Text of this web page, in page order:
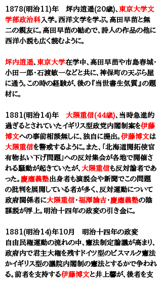
1878(明治11)年 坪内逍遥(20歳)、 東京大学文
学部政治科 入学。西洋文学を学ぶ。 高田早苗と無
二の親友に。高田早苗の勧めで、詩人の作品の他に
西洋小説も広く読むように。
坪内逍遥、 東京大学在学中、 高田早苗や市島春城・
小田一郎・石渡敏一などと共に、神保町の天ぷら屋
に通う。この時の経験が、後の『当世書生気質』の題
材に。
1881(明治14)年 大隈重信(44歳)、当時急進的
過ぎるとされていたイギリス型政党内閣制案を伊藤
博文への事前相談無しに、独自に提出。 伊藤博文は
大隈重信を警戒するように。また、「北海道開拓使官
有物払い下げ問題」への反対集会が各地で開催さ
れる騒動が起きていたが、 大隈重信も反対論者であ
った。 慶應義塾出身者も演説会や新聞でこの問題
の批判を展開している者が多く、反対運動について
政府関係者に大隈重信・福澤諭吉・慶應義塾の陰
謀説が浮上。明治十四年の政変の引き金に。
1881(明治14)年10月
明治十四年の政変
自由民権運動の流れの中、憲法制定論議が高まり、
政府内で君主大権を残すドイツ型のビスマルク憲法
かイギリス型の議院内閣制の憲法とするかで争われ
る。前者を支持する伊藤博文と井上馨が、後者を支